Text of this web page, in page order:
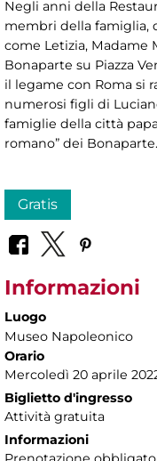
Negli anni della
membri della famiglia,
come Letizia, Madame
Bonaparte su Piazza
il legame con Roma si
numerosi figli di
famiglie della città
romano” dei Bonaparte.
Gratis
Informazioni
Luogo
Museo Napoleonico
Orario
Mercoledì 20 aprile
Biglietto d'ingresso
Attività gratuita
Informazioni